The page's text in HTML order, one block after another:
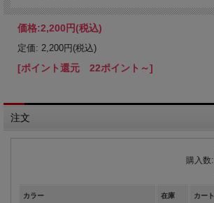
価格:2,200円(税込)
定価: 2,200円(税込)
[ポイント還元 22ポイント～]
注文
購入数:
カラー 在庫 カート